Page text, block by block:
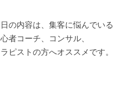
の内容は、集客に悩んでいる
者コーチ、コンサル、
ピストの方へオススメです。